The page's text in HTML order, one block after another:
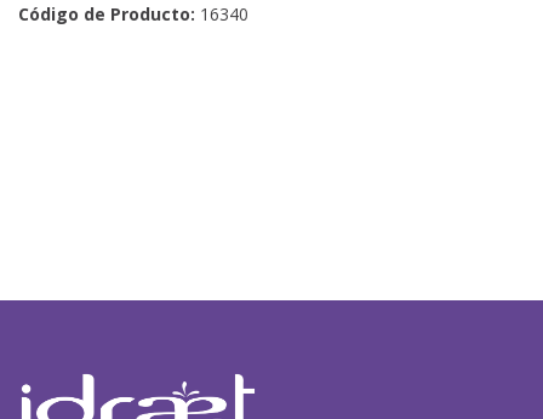
Código de Producto: 16340
entradas